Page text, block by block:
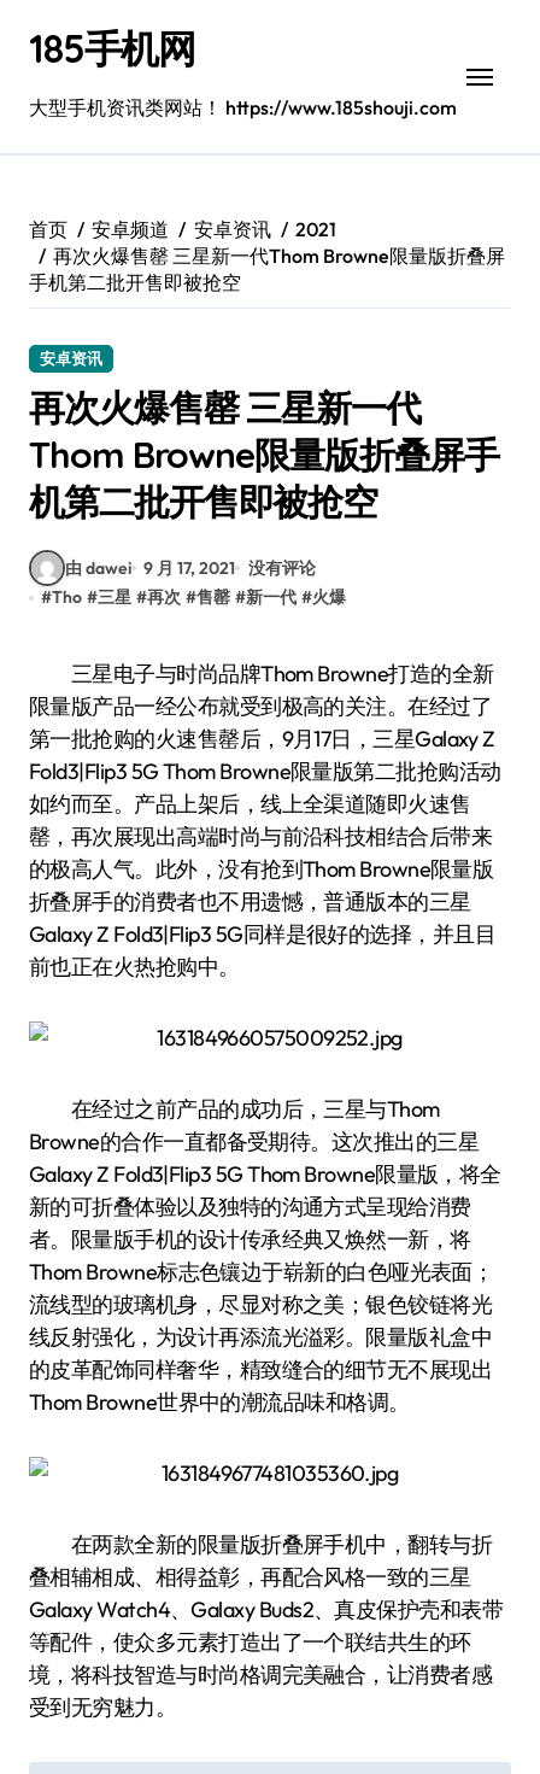
185手机网
大型手机资讯类网站！ https://www.185shouji.com
首页 安卓频道 安卓资讯
2021
再次火爆售罄 三星新一代Thom Browne限量版折叠屏
手机第二批开售即被抢空
安卓资讯
再次火爆售罄 三星新一代
Thom Browne限量版折叠屏手
机第二批开售即被抢空
由 dawei 9 月 17, 2021 没有评论
#Tho #三星 #再次 #售罄 #新一代 #火爆
三星电子与时尚品牌Thom Browne打造的全新
限量版产品一经公布就受到极高的关注。在经过了
第一批抢购的火速售罄后，9月17日，三星Galaxy Z
Fold3|Flip3 5G Thom Browne限量版第二批抢购活动
如约而至。产品上架后，线上全渠道随即火速售
罄，再次展现出高端时尚与前沿科技相结合后带来
的极高人气。此外，没有抢到Thom Browne限量版
折叠屏手的消费者也不用遗憾，普通版本的三星
Galaxy Z Fold3|Flip3 5G同样是很好的选择，并且目
前也正在火热抢购中。
在经过之前产品的成功后，三星与Thom
Browne的合作一直都备受期待。这次推出的三星
Galaxy Z Fold3|Flip3 5G Thom Browne限量版，将全
新的可折叠体验以及独特的沟通方式呈现给消费
者。限量版手机的设计传承经典又焕然一新，将
Thom Browne标志色镶边于崭新的白色哑光表面；
流线型的玻璃机身，尽显对称之美；银色铰链将光
线反射强化，为设计再添流光溢彩。限量版礼盒中
的皮革配饰同样奢华，精致缝合的细节无不展现出
Thom Browne世界中的潮流品味和格调。
在两款全新的限量版折叠屏手机中，翻转与折
叠相辅相成、相得益彰，再配合风格一致的三星
Galaxy Watch4、Galaxy Buds2、真皮保护壳和表带
等配件，使众多元素打造出了一个联结共生的环
境，将科技智造与时尚格调完美融合，让消费者感
受到无穷魅力。